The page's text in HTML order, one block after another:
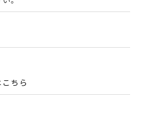
ちら